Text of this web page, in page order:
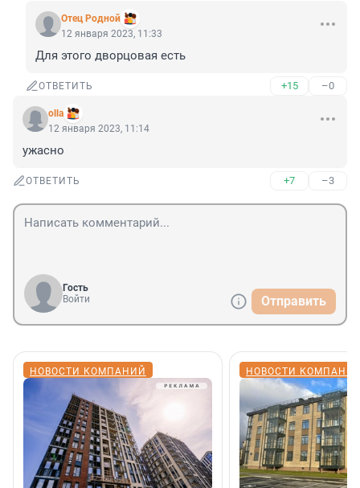
Отец Родной
12 января 2023, 11:33
Для этого дворцовая есть
ОТВЕТИТЬ +15 –0
olla
12 января 2023, 11:14
ужасно
ОТВЕТИТЬ +7 –3
Гость
Войти
Отправить
НОВОСТИ КОМПАНИЙ НОВОСТИ